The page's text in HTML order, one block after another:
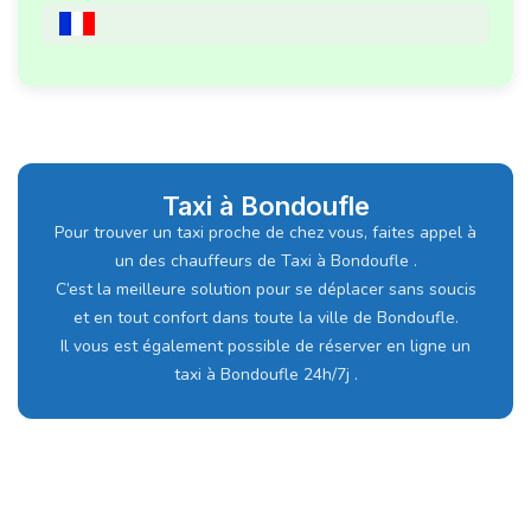
Taxi à Bondoufle
Pour trouver un taxi proche de chez vous, faites appel à
un des chauffeurs de Taxi à Bondoufle .
C’est la meilleure solution pour se déplacer sans soucis
et en tout confort dans toute la ville de Bondoufle.
Il vous est également possible de réserver en ligne un
taxi à Bondoufle 24h/7j .